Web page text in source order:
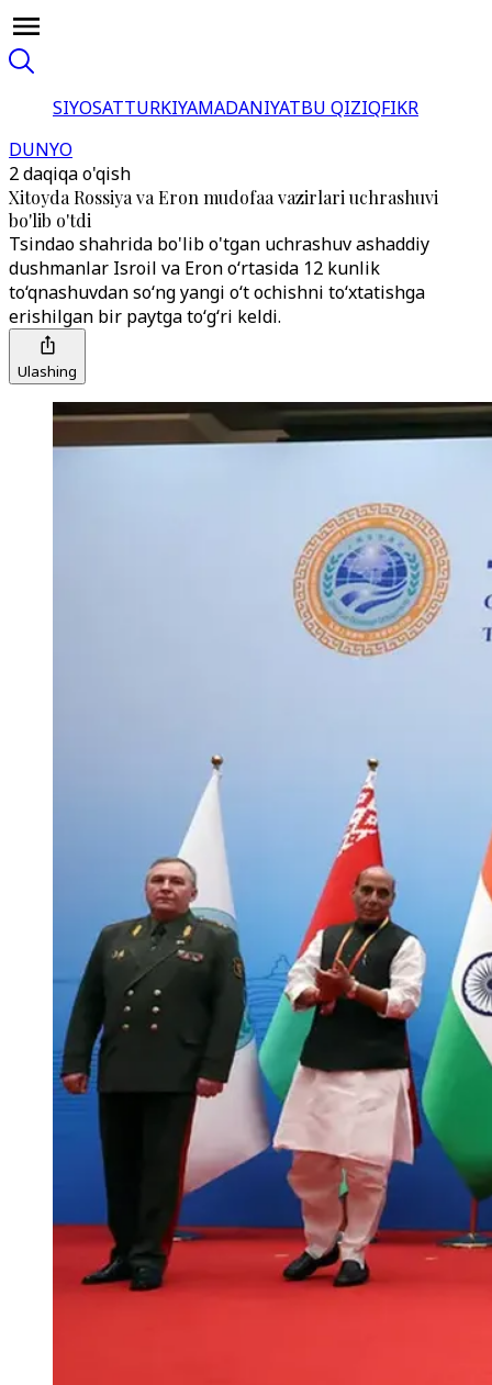
SIYOSATTURKIYAMADANIYATBU QIZIQFIKR
DUNYO
2 daqiqa o'qish
Xitoyda Rossiya va Eron mudofaa vazirlari uchrashuvi
bo'lib o'tdi
Tsindao shahrida bo'lib o'tgan uchrashuv ashaddiy
dushmanlar Isroil va Eron o‘rtasida 12 kunlik
to‘qnashuvdan so‘ng yangi o‘t ochishni to‘xtatishga
erishilgan bir paytga to‘g‘ri keldi.
Ulashing